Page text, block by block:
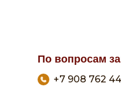
+7 908 762
По вопросам